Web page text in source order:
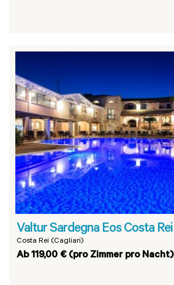
Valtur Sardegna Eos Costa Rei
Costa Rei (Cagliari)
Ab 119,00 € (pro Zimmer pro Nacht)